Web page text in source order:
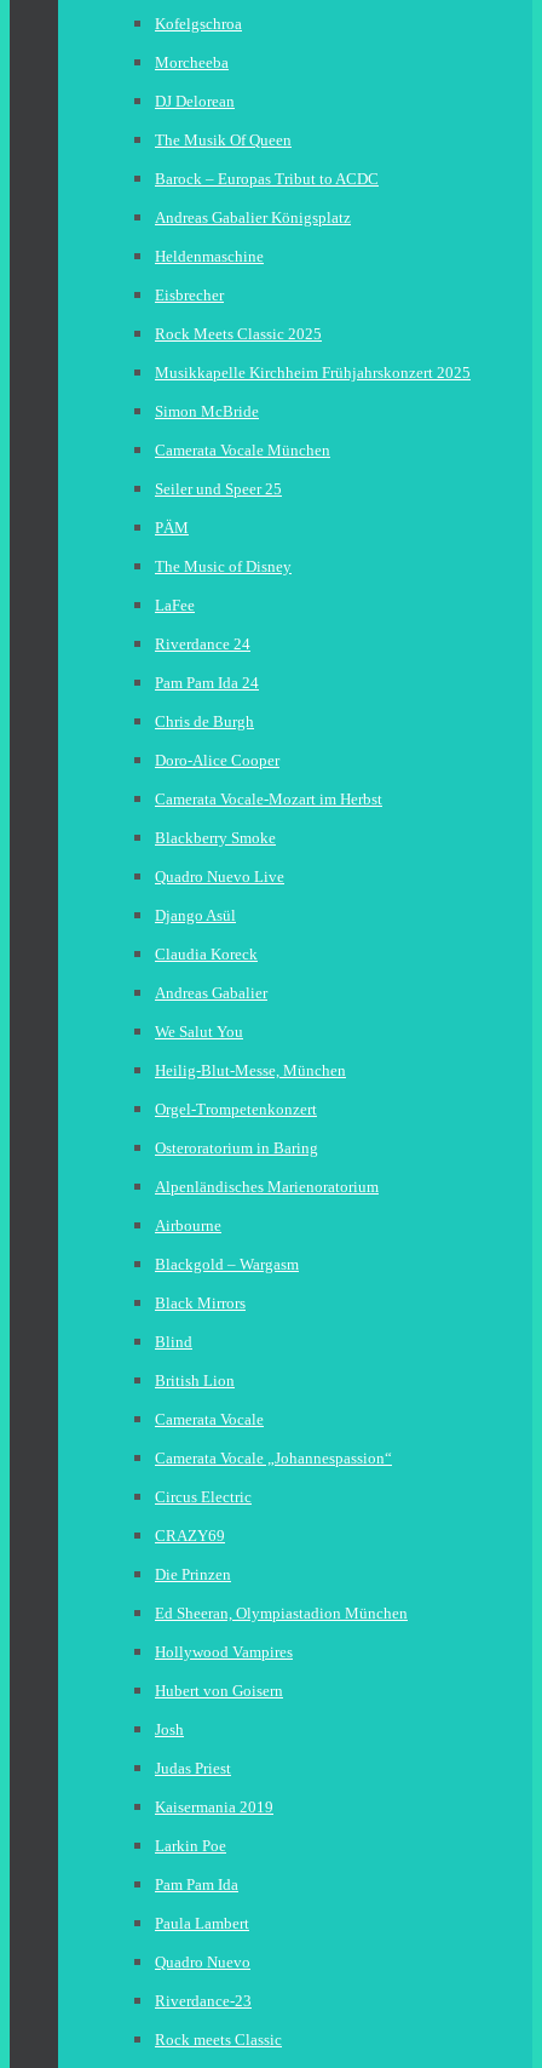
Kofelgschroa
Morcheeba
DJ Delorean
The Musik Of Queen
Barock – Europas Tribut to ACDC
Andreas Gabalier Königsplatz
Heldenmaschine
Eisbrecher
Rock Meets Classic 2025
Musikkapelle Kirchheim Frühjahrskonzert 2025
Simon McBride
Camerata Vocale München
Seiler und Speer 25
PÄM
The Music of Disney
LaFee
Riverdance 24
Pam Pam Ida 24
Chris de Burgh
Doro-Alice Cooper
Camerata Vocale-Mozart im Herbst
Blackberry Smoke
Quadro Nuevo Live
Django Asül
Claudia Koreck
Andreas Gabalier
We Salut You
Heilig-Blut-Messe, München
Orgel-Trompetenkonzert
Osteroratorium in Baring
Alpenländisches Marienoratorium
Airbourne
Blackgold – Wargasm
Black Mirrors
Blind
British Lion
Camerata Vocale
Camerata Vocale „Johannespassion“
Circus Electric
CRAZY69
Die Prinzen
Ed Sheeran, Olympiastadion München
Hollywood Vampires
Hubert von Goisern
Josh
Judas Priest
Kaisermania 2019
Larkin Poe
Pam Pam Ida
Paula Lambert
Quadro Nuevo
Riverdance-23
Rock meets Classic